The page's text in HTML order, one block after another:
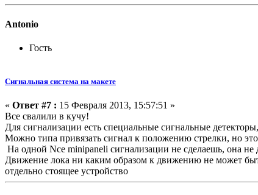
Antonio
Гость
Сигнальная система на макете
« Ответ #7 : 15 Февраля 2013, 15:57:51 »
Все свалили в кучу!
Для сигнализации есть специальные сигнальные
Можно типа привязать сигнал к положению стрелки, но
На одной Nce minipaneli сигнализации не сделаешь, она
Движение лока ни каким образом к движению не может
отдельно стоящее устройство